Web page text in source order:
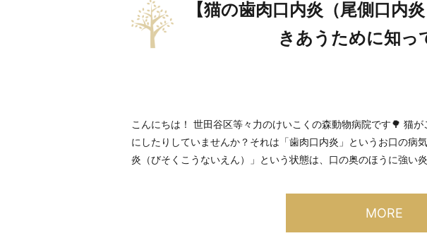
【猫の歯肉口内炎（尾側口内
きあうために知っ
こんにちは！ 世田谷区等々力のけいこくの森動物病院です🌳 猫
にしたりしていませんか？それは「歯肉口内炎」というお口の病
炎（びそくこうないえん）」という状態は、口の奥のほうに強い
MORE